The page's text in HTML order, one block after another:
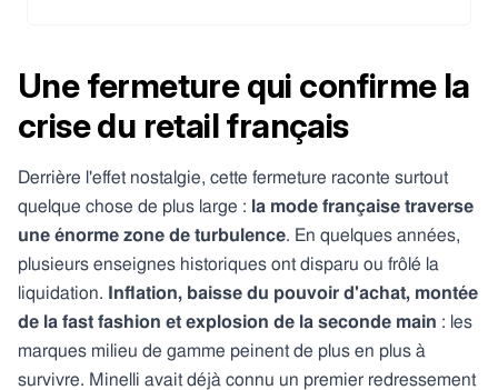
Une fermeture qui confirme la
crise du retail français
Derrière l'effet nostalgie, cette fermeture raconte surtout
quelque chose de plus large : la mode française traverse
une énorme zone de turbulence. En quelques années,
plusieurs enseignes historiques ont disparu ou frôlé la
liquidation.
Inflation, baisse du pouvoir d'achat, montée
de la fast fashion et explosion de la seconde main : les
marques milieu de gamme peinent de plus en plus à
survivre. Minelli avait déjà connu un premier redressement